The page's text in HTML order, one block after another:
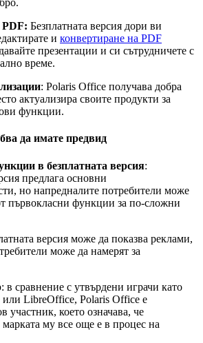
Безплатната версия дори ви
и конвертиране на PDF
презентации и си сътрудничете с
време.
: Polaris Office получава добра
актуализира своите продукти за
функции.
да имате предвид
в безплатната версия:
предлага основни
но напредналите потребители може
първокласни функции за по-сложни
версия може да показва реклами,
може да намерят за
: в сравнение с утвърдени играчи като
LibreOffice, Polaris Office е
участник, което означава, че
марката му все още е в процес на